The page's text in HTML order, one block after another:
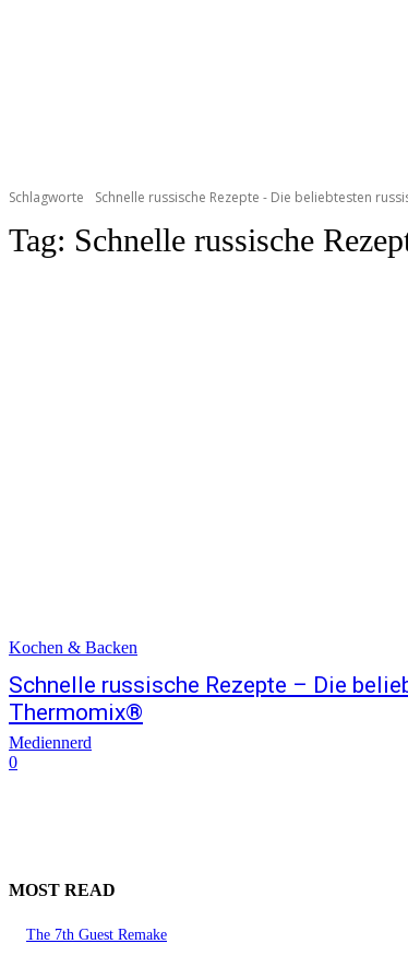
Schlagworte Schnelle russische Rezepte - Die beliebtesten
Tag: Schnelle russische
Kochen & Backen
Schnelle russische Rezepte – Die
Thermomix®
Mediennerd
0
MOST READ
The 7th Guest Remake